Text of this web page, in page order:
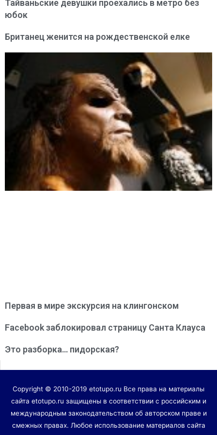
Тайваньские девушки проехались в метро без
юбок
Британец женится на рождественской елке
Первая в мире экскурсия на клингонском
Facebook заблокировал страницу Санта Клауса
Это разборка… пидорская?
Copyright © 2010-2019 etotupo.ru Все права на материалы
сайта etotupo.ru защищены в соответствии с российским и
международным законодательством об авторском праве и
смежных правах. Любое использование материалов сайта